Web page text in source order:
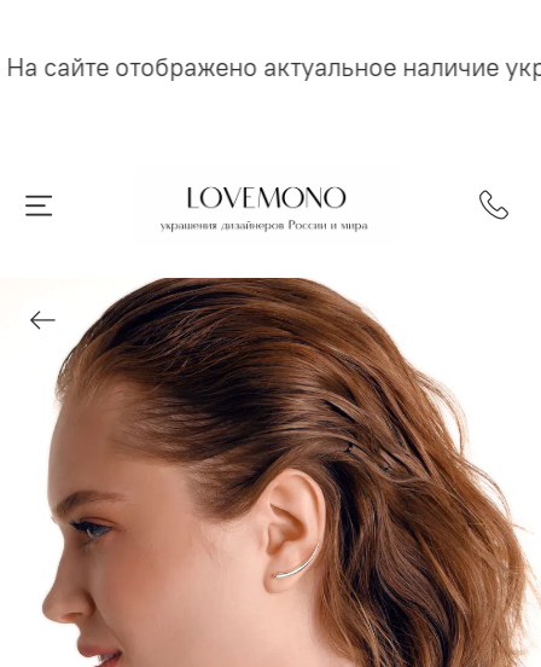
На сайте отображено актуальное наличие